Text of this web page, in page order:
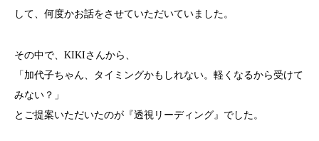
して、何度かお話をさせていただいていました。
その中で、KIKIさんから、
「加代子ちゃん、タイミングかもしれない。軽くなるから受けて
みない？」
とご提案いただいたのが『透視リーディング』でした。